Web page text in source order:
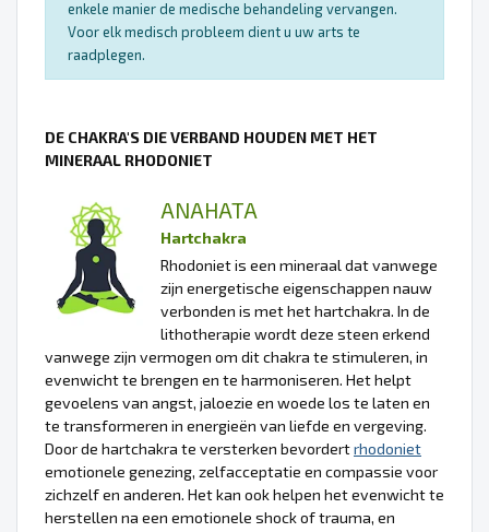
enkele manier de medische behandeling vervangen.
Voor elk medisch probleem dient u uw arts te
raadplegen.
DE CHAKRA'S DIE VERBAND HOUDEN MET HET
MINERAAL RHODONIET
ANAHATA
Hartchakra
Rhodoniet is een mineraal dat vanwege
zijn energetische eigenschappen nauw
verbonden is met het hartchakra. In de
lithotherapie wordt deze steen erkend
vanwege zijn vermogen om dit chakra te stimuleren, in
evenwicht te brengen en te harmoniseren. Het helpt
gevoelens van angst, jaloezie en woede los te laten en
te transformeren in energieën van liefde en vergeving.
Door de hartchakra te versterken bevordertrhodoniet
emotionele genezing, zelfacceptatie en compassie voor
zichzelf en anderen. Het kan ook helpen het evenwicht te
herstellen na een emotionele shock of trauma, en